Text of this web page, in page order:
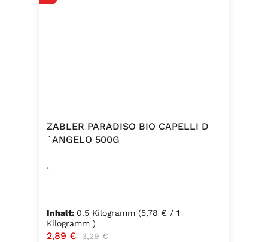
ZABLER PARADISO BIO CAPELLI D
´ANGELO 500G
.
Inhalt: 0.5 Kilogramm (5,78 € / 1
Kilogramm )
Verkaufspreis:
2,89 € Regulärer Preis:
3,29 €